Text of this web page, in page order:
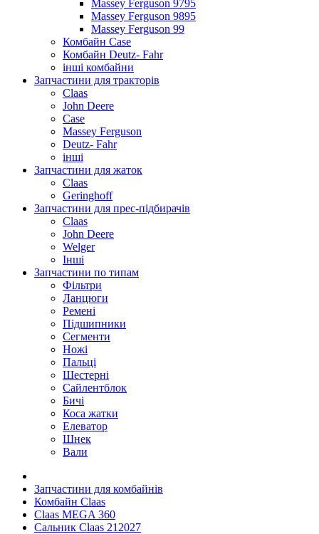
Massey Ferguson 9795
Massey Ferguson 9895
Massey Ferguson 99
Комбайн Case
Комбайн Deutz- Fahr
інші комбайни
Запчастини для тракторів
Claas
John Deere
Case
Massey Ferguson
Deutz- Fahr
інші
Запчастини для жаток
Claas
Geringhoff
Запчастини для прес-підбирачів
Claas
John Deere
Welger
Інші
Запчастини по типам
Фільтри
Ланцюги
Ремені
Підшипники
Сегменти
Ножі
Пальці
Шестерні
Сайлентблок
Бичі
Коса жатки
Елеватор
Шнек
Вали
Запчастини для комбайнів
Комбайн Claas
Claas MEGA 360
Сальник Claas 212027